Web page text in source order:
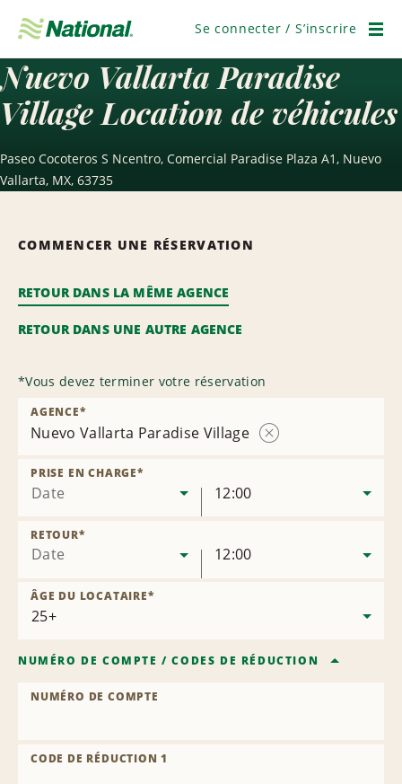
navigation
Se connecter / S’inscrire
Nuevo Vallarta Paradise
Village Location de véhicules
Paseo Cocoteros S Ncentro, Comercial Paradise Plaza A1, Nuevo
Vallarta, MX, 63735
COMMENCER UNE RÉSERVATION
RETOUR DANS LA MÊME AGENCE
RETOUR DANS UNE AUTRE AGENCE
*Vous devez terminer votre réservation
Nuevo Vallarta Paradise Village
AGENCE*
Date
PRISE EN CHARGE*
12:00
Date
RETOUR*
12:00
ÂGE DU LOCATAIRE*
NUMÉRO DE COMPTE /CODES DE RÉDUCTION
NUMÉRO DE COMPTE
CODE DE RÉDUCTION 1